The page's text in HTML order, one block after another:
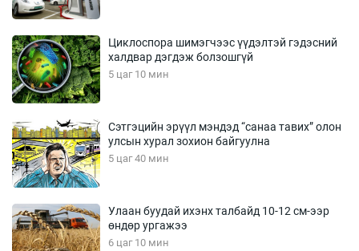
Циклоспора шимэгчээс үүдэлтэй гэдэсний
халдвар дэгдэж болзошгүй
5 цаг 10 мин
Сэтгэцийн эрүүл мэндэд “санаа тавих” олон
улсын хурал зохион байгуулна
5 цаг 40 мин
Улаан буудай ихэнх талбайд 10-12 см-ээр
өндөр ургажээ
6 цаг 10 мин